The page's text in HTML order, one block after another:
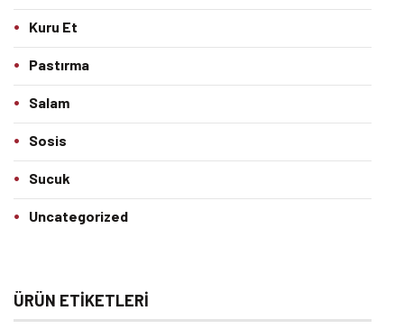
Kuru Et
Pastırma
Salam
Sosis
Sucuk
Uncategorized
ÜRÜN ETIKETLERI